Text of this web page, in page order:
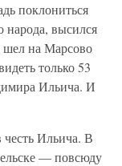
поклониться
народа, высился
шел на Марсово
только 53
Ильича. И
честь Ильича. В
— повсюду